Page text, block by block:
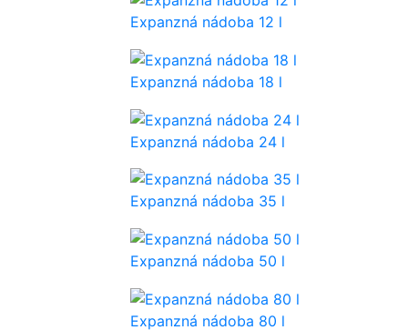
Expanzná nádoba 12 l
Expanzná nádoba 18 l
Expanzná nádoba 24 l
Expanzná nádoba 35 l
Expanzná nádoba 50 l
Expanzná nádoba 80 l